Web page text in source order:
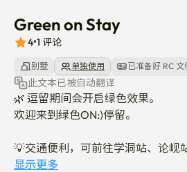
Green on Stay
4•1 评论
别墅 单独使用 已准备好 RC 文
此文本已被自动翻译
🌿 逗留期间会开启绿色效果。
欢迎来到绿色ON:)停留。
💡交通便利，可前往学洞站、论岘
🛎️ 可灵活安排入住和退房
显示更多